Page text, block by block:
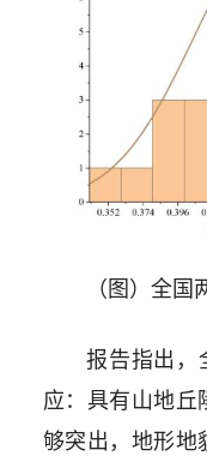
（图）全
报告指出，
应：具有山地丘
够突出，地形地